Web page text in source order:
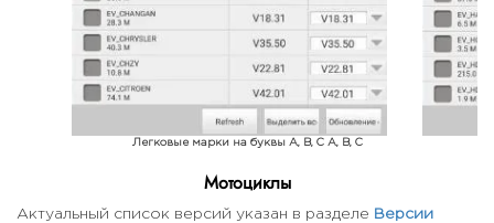
Легковые марки на буквы A, B, C A, B, C
Мотоциклы
Актуальный список версий указан в разделе Версии